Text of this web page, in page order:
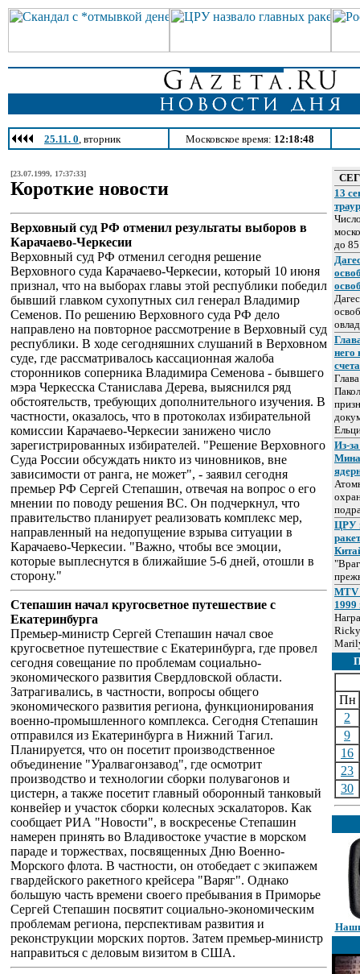
25.11. 0, вторник Московское время: 12:18:48
[23.07.1999, 17:37:33]
Короткие новости
Верховный суд РФ отменил результаты выборов в
Карачаево-Черкесии
Верховный суд РФ отменил сегодня решение
Верховного суда Карачаево-Черкесии, который 10 июня
признал, что на выборах главы этой республики победил
бывший главком сухопутных сил генерал Владимир
Семенов. По решению Верховного суда РФ дело
направлено на повторное рассмотрение в Верховный суд
республики. В ходе сегодняшних слушаний в Верховном
суде, где рассматривалось кассационная жалоба
сторонников соперника Владимира Семенова - бывшего
мэра Черкесска Станислава Дерева, выяснился ряд
обстоятельств, требующих дополнительного изучения. В
частности, оказалось, что в протоколах избирательной
комиссии Карачаево-Черкесии занижено число
зарегистрированных избирателей. "Решение Верховного
Суда России обсуждать никто из чиновников, вне
зависимости от ранга, не может", - заявил сегодня
премьер РФ Сергей Степашин, отвечая на вопрос о его
мнении по поводу решения ВС. Он подчеркнул, что
правительство планирует реализовать комплекс мер,
направленный на недопущение взрыва ситуации в
Карачаево-Черкесии. "Важно, чтобы все эмоции,
которые выплеснутся в ближайшие 5-6 дней, отошли в
сторону."
Степашин начал кругосветное путешествие с
Екатеринбурга
Премьер-министр Сергей Степашин начал свое
кругосветное путешествие с Екатеринбурга, где провел
сегодня совещание по проблемам социально-
экономического развития Свердловской области.
Затрагивались, в частности, вопросы общего
экономического развития региона, функционирования
военно-промышленного комплекса. Сегодня Степашин
отправился из Екатеринбурга в Нижний Тагил.
Планируется, что он посетит производственное
объединение "Уралвагонзавод", где осмотрит
производство и технологии сборки полувагонов и
цистерн, а также посетит главный оборонный танковый
конвейер и участок сборки колесных эскалаторов. Как
сообщает РИА "Новости", в воскресенье Степашин
намерен принять во Владивостоке участие в морском
параде и торжествах, посвященных Дню Военно-
Морского флота. В частности, он отобедает с экипажем
гвардейского ракетного крейсера "Варяг". Однако
большую часть времени своего пребывания в Приморье
Сергей Степашин посвятит социально-экономическим
проблемам региона, перспективам развития и
реконструкции морских портов. Затем премьер-министр
направиться с деловым визитом в США.
13
до 85
него
Из-
ЦРУ
MTV
1999
Пн
2
9
16
23
30